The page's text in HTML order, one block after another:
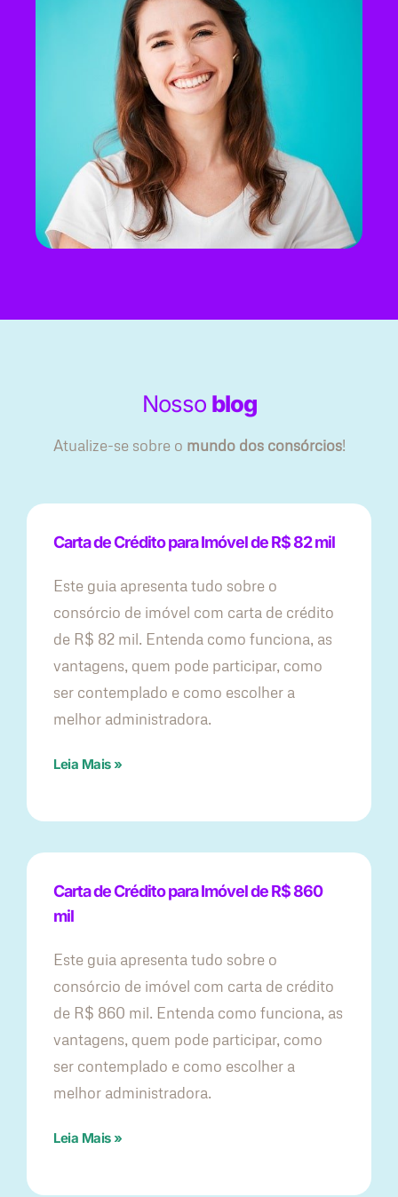
Nosso blog
Atualize-se sobre o mundo dos consórcios!
Carta de Crédito para Imóvel de R$ 82 mil
Este guia apresenta tudo sobre o
consórcio de imóvel com carta de crédito
de R$ 82 mil. Entenda como funciona, as
vantagens, quem pode participar, como
ser contemplado e como escolher a
melhor administradora.
Leia Mais »
Carta de Crédito para Imóvel de R$ 860
mil
Este guia apresenta tudo sobre o
consórcio de imóvel com carta de crédito
de R$ 860 mil. Entenda como funciona, as
vantagens, quem pode participar, como
ser contemplado e como escolher a
melhor administradora.
Leia Mais »